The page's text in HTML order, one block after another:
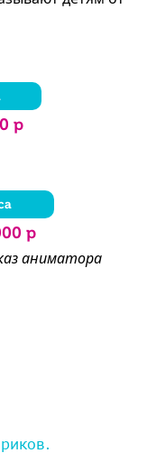
р
р
аниматора